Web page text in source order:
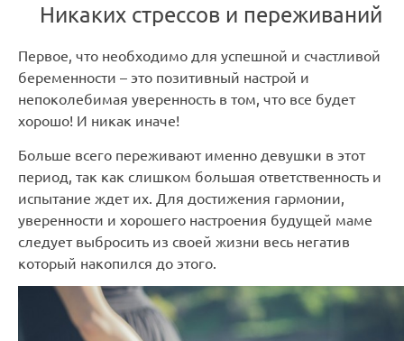
Никаких стрессов и переживаний
Первое, что необходимо для успешной и счастливой
беременности – это позитивный настрой и
непоколебимая уверенность в том, что все будет
хорошо! И никак иначе!
Больше всего переживают именно девушки в этот
период, так как слишком большая ответственность и
испытание ждет их. Для достижения гармонии,
уверенности и хорошего настроения будущей маме
следует выбросить из своей жизни весь негатив
который накопился до этого.